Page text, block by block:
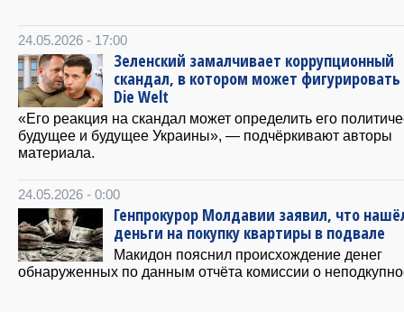
24.05.2026 - 17:00
Зеленский замалчивает коррупционный
скандал, в котором может
Die Welt
«Его реакция на скандал может определить его
будущее и будущее Украины», — подчёркивают авторы
материала.
24.05.2026 - 0:00
Генпрокурор Молдавии заявил, что
деньги на покупку квартиры в подвале
Макидон пояснил происхождение денег
обнаруженных по данным отчёта комиссии о